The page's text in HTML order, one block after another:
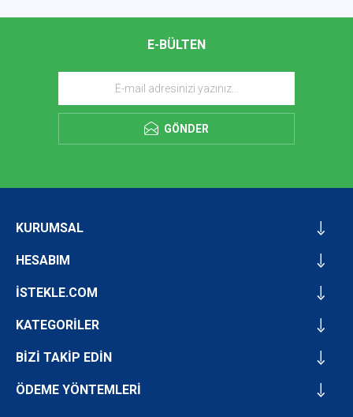
E-BÜLTEN
GÖNDER
KURUMSAL
HESABIM
İSTEKLE.COM
KATEGORİLER
BİZİ TAKİP EDİN
ÖDEME YÖNTEMLERİ